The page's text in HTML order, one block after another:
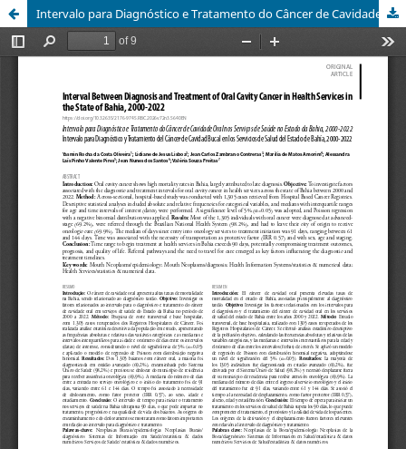
Intervalo para Diagnóstico e Tratamento do Câncer de Cavidade Oral nos Serviços de Saúde no Estado da Bahia, 2000-2022